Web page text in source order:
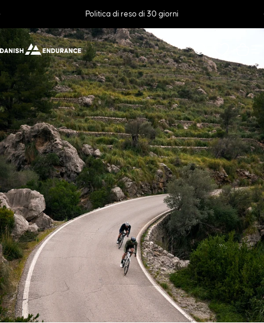
Politica di reso di 30 giorni
DANISH ENDURANCE Cerca